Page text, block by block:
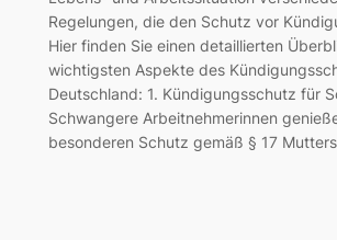
Regelungen, die den Schutz vor
Hier finden Sie einen detaillierten
wichtigsten Aspekte des
Deutschland: 1. Kündigungsschutz für
Schwangere Arbeitnehmerinnen
besonderen Schutz gemäß § 17